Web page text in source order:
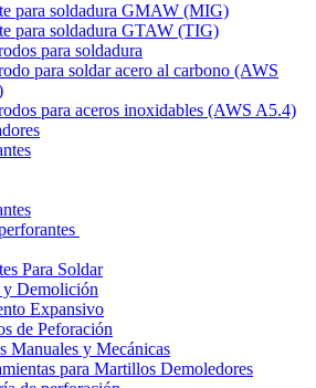
para soldadura GMAW (MIG)
para soldadura GTAW (TIG)
para soldadura
para soldar acero al carbono (AWS
para aceros inoxidables (AWS A5.4)
Para Soldar
y Demolición
Expansivo
de Peforación
Manuales y Mecánicas
para Martillos Demoledores